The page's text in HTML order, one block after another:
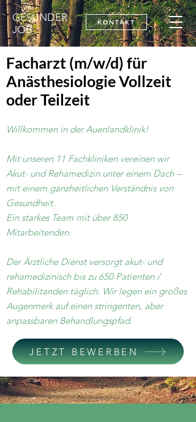
GESUNDER
JOB
KONTAKT
Facharzt (m/w/d) für
Anästhesiologie Vollzeit
oder Teilzeit
Willkommen in der Auenlandklinik!
Mit unseren 11 Fachkliniken vereinen wir
Akut- und Rehamedizin unter einem Dach –
mit einem ganzheitlichen Verständnis von
Gesundheit.
Ein starkes Team mit über 850
Mitarbeitenden.
Der Ärztliche Dienst versorgt akut- und
rehamedizinisch bis zu 650 Patienten /
Rehabilitanden täglich. Wir legen ein großes
Augenmerk auf einen stringenten, aber
anpassbaren Behandlungspfad.
JETZT BEWERBEN